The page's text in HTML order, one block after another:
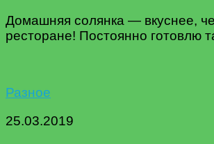
Домашняя солянка — вкуснее,
ресторане! Постоянно готовлю
Разное
25.03.2019